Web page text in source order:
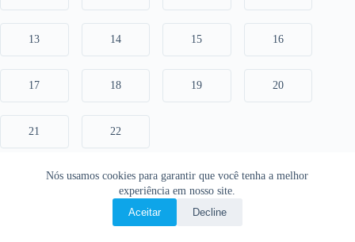
Nós usamos cookies para garantir que você tenha a melhor
experiência em nosso site.
Aceitar
Decline
13 14 15 16
17 18 19 20
21 22
Copyright © 2026 • O Livro Sagrado • Bíblia Online •